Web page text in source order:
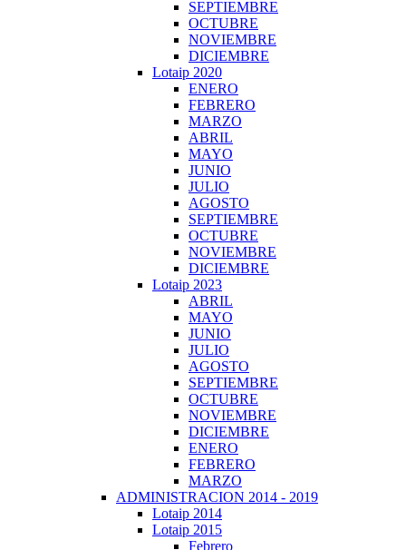
SEPTIEMBRE
OCTUBRE
NOVIEMBRE
DICIEMBRE
Lotaip 2020
ENERO
FEBRERO
MARZO
ABRIL
MAYO
JUNIO
JULIO
AGOSTO
SEPTIEMBRE
OCTUBRE
NOVIEMBRE
DICIEMBRE
Lotaip 2023
ABRIL
MAYO
JUNIO
JULIO
AGOSTO
SEPTIEMBRE
OCTUBRE
NOVIEMBRE
DICIEMBRE
ENERO
FEBRERO
MARZO
ADMINISTRACION 2014 - 2019
Lotaip 2014
Lotaip 2015
Febrero